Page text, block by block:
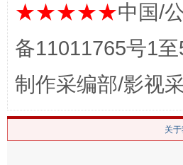
这是一记警钟！
★★★★★中国/
备11011765号1
制作采编部/影视
关